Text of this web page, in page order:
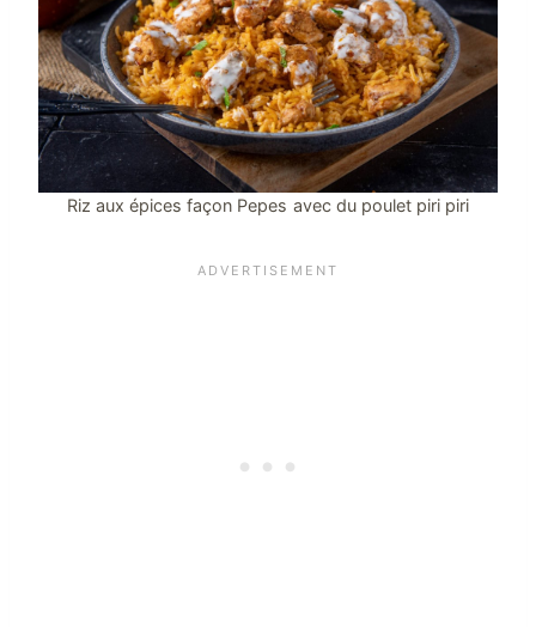
Riz aux épices façon Pepes avec du poulet piri piri